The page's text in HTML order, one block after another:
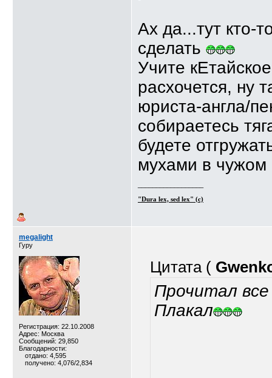
Ах да...тут кто-
сделать
Учите
расхочется, ну
юриста-англа/
собираетесь
будете
мухами в чужом
"Dura lex, sed lex" (c)
megalight
Гуру
Регистрация: 22.10.2008
Адрес: Москва
Сообщений: 29,850
Благодарности:
отдано: 4,595
получено: 4,076/2,834
Цитата (
Прочитал
Плакал